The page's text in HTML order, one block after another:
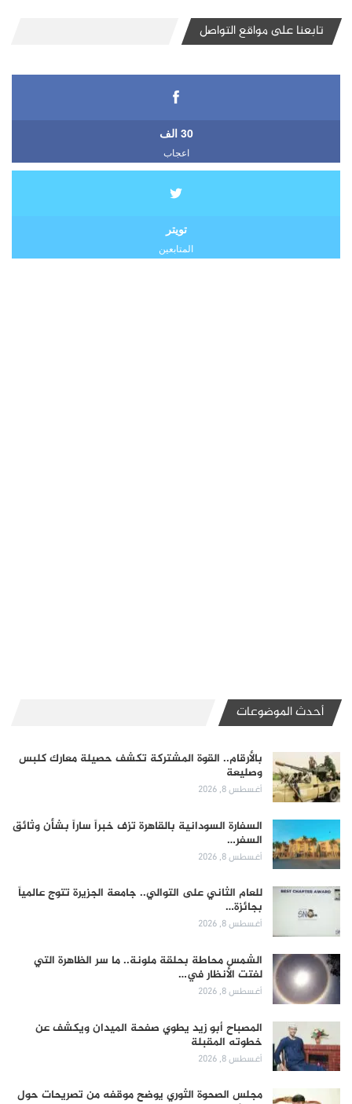
تابعنا على مواقع التواصل
30 الف
اعجاب
تويتر
المتابعين
أحدث الموضوعات
بالأرقام.. القوة المشتركة تكشف حصيلة معارك كلبس
وصليعة
أغسطس 8, 2026
السفارة السودانية بالقاهرة تزف خبراً ساراً بشأن وثائق
السفر…
أغسطس 8, 2026
للعام الثاني على التوالي.. جامعة الجزيرة تتوج عالمياً
بجائزة…
أغسطس 8, 2026
الشمس محاطة بحلقة ملونة.. ما سر الظاهرة التي
لفتت الأنظار في…
أغسطس 8, 2026
المصباح أبو زيد يطوي صفحة الميدان ويكشف عن
خطوته المقبلة
أغسطس 8, 2026
مجلس الصحوة الثوري يوضح موقفه من تصريحات حول